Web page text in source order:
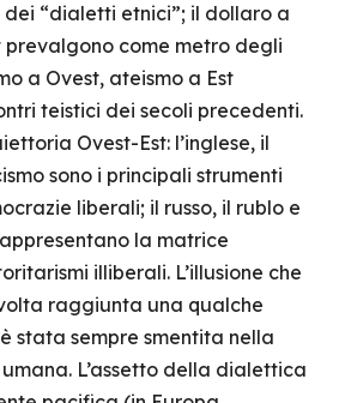
“dialetti etnici”; il dollaro a
prevalgono come metro degli
a Ovest, ateismo a Est
teistici dei secoli precedenti.
Ovest-Est: l’inglese, il
sono i principali strumenti
liberali; il russo, il rublo e
la matrice
illiberali. L’illusione che
raggiunta una qualche
stata sempre smentita nella
L’assetto della dialettica